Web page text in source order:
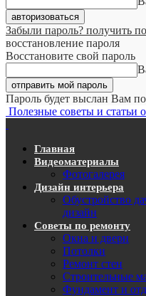
Забыли пароль? получить
восстановление пароля
Восстановите свой пароль
Пароль будет выслан Вам
Полезные советы и статьи
Главная
Видеоматериалы
Фотогалерея
Дизайн интерьера
Обустройство
дизайн
Советы по ремонту
Окна и двери
Потолки
Ремонт стен
Строительные
Фундамент и